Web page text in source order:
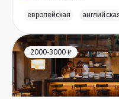
европейская
2000-3000 ₽